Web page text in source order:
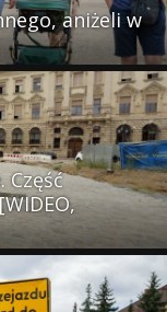
aniżeli w
Część